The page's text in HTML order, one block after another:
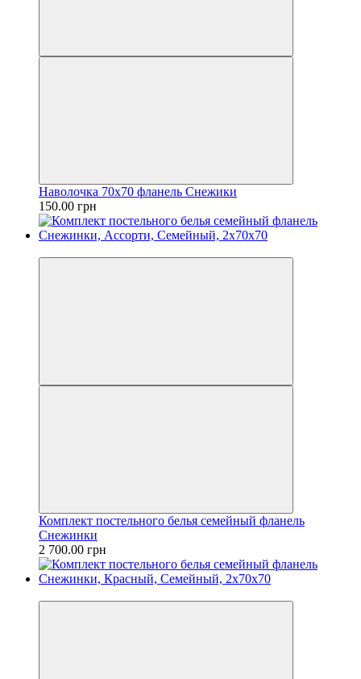
Наволочка 70х70 фланель Снежики
150.00 грн
Комплект постельного белья семейный фланель
Снежинки
2 700.00 грн